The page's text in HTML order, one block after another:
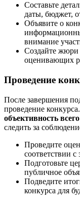
Составьте
даты, бюджет,
Объявите о
внимание
Создайте жюри
оценивающих
Проведение
После завершения
проведение конкурса.
объективность
следить за
Проведите
соответствии
Подготовьте
публичное
Подведите
конкурса для